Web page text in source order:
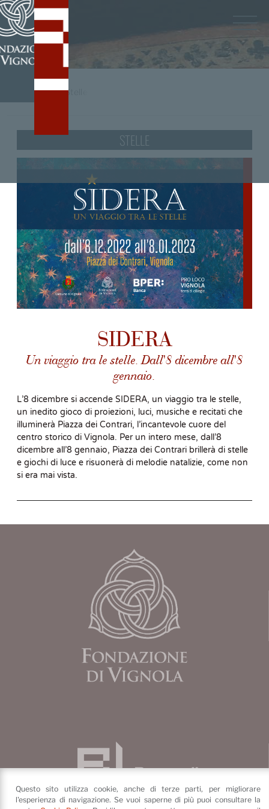
/tag Stelle
STELLE
SIDERA
Un viaggio tra le stelle. Dall'8 dicembre all'8
gennaio.
L’8 dicembre si accende SIDERA, un viaggio tra le stelle,
un inedito gioco di proiezioni, luci, musiche e recitati che
illuminerà Piazza dei Contrari, l’incantevole cuore del
centro storico di Vignola. Per un intero mese, dall’8
dicembre all’8 gennaio, Piazza dei Contrari brillerà di stelle
e giochi di luce e risuonerà di melodie natalizie, come non
si era mai vista.
Questo sito utilizza cookie, anche di terze parti, per migliorare
l'esperienza di navigazione. Se vuoi saperne di più puoi consultare la